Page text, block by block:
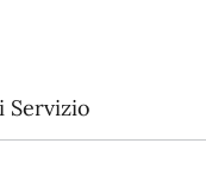
Servizio